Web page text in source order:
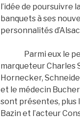
l’idée de poursuivre
banquets à ses
personnalités
Parmi eux le
marqueteur Charles
Hornecker,
et le médecin
sont présentes, plus
Bazin et l’acteur